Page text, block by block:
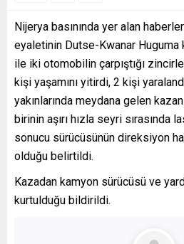
Nijerya basınında yer alan
eyaletinin Dutse-Kwanar Huguma
ile iki otomobilin çarpıştığı
kişi yaşamını yitirdi, 2 kişi
yakınlarında meydana gelen
birinin aşırı hızla seyri sırasında
sonucu sürücüsünün direksiyon
olduğu belirtildi.
Kazadan kamyon sürücüsü ve
kurtulduğu bildirildi.